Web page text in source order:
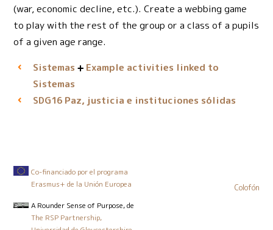
(war, economic decline, etc.). Create a webbing game
to play with the rest of the group or a class of a pupils
of a given age range.
Sistemas
Example activities linked to
Sistemas
SDG16Paz, justicia e instituciones sólidas
Co-financiado por el programa
Erasmus+ de la Unión Europea
A Rounder Sense of Purpose, de
The RSP Partnership,
Colofón